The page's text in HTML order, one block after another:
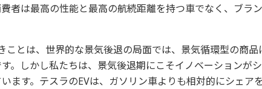
者は最高の性能と最高の航続距離を持つ車でなく、ブラ
ことは、世界的な景気後退の局面では、景気循環型の商品
。しかし私たちは、景気後退期にこそイノベーションが
ます。テスラのEVは、ガソリン車よりも相対的にシェア